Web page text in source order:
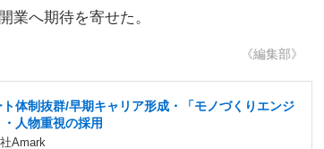
業へ期待を寄せた。
《編集部》
体制抜群/早期キャリア形成・「モノづくりエンジ
人物重視の採用
Amark